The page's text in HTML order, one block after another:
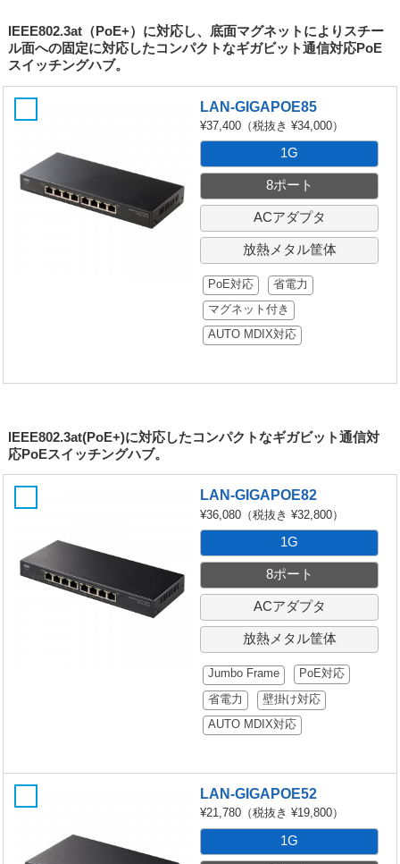
IEEE802.3at（PoE+）に対応し、底面マグネットによりスチー
ル面への固定に対応したコンパクトなギガビット通信対応PoE
スイッチングハブ。
LAN-GIGAPOE85
¥37,400（税抜き ¥34,000）
1G
8ポート
ACアダプタ
放熱メタル筐体
PoE対応
省電力
マグネット付き
AUTO MDIX対応
IEEE802.3at(PoE+)に対応したコンパクトなギガビット通信対
応PoEスイッチングハブ。
LAN-GIGAPOE82
¥36,080（税抜き ¥32,800）
1G
8ポート
ACアダプタ
放熱メタル筐体
Jumbo Frame
PoE対応
省電力
壁掛け対応
AUTO MDIX対応
LAN-GIGAPOE52
¥21,780（税抜き ¥19,800）
1G